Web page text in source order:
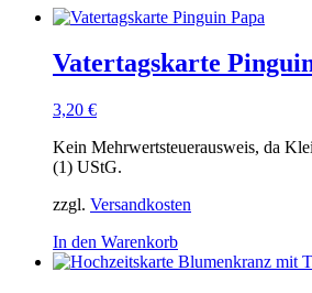
Vatertagskarte
3,20 €
Kein Mehrwertsteuerausweis, da
(1) UStG.
zzgl. Versandkosten
In den Warenkorb